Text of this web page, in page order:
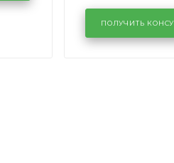
лобового
районе
Volkswagen
ПОЛУЧИТЬ